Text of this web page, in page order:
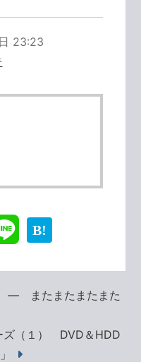
23:23
― またまたまたまた
ズ（１） DVD＆HDD